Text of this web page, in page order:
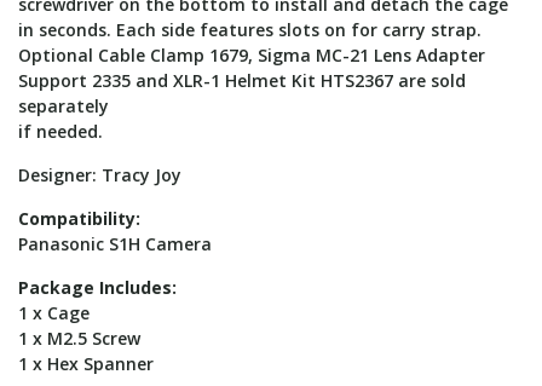
in seconds. Each side features slots on for carry strap.
Optional Cable Clamp 1679, Sigma MC-21 Lens Adapter
Support 2335 and XLR-1 Helmet Kit HTS2367 are sold
separately
if needed.
Designer: Tracy Joy
Compatibility:
Panasonic S1H Camera
Package Includes:
1 x Cage
1 x M2.5 Screw
1 x Hex Spanner